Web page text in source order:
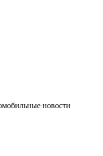
новости